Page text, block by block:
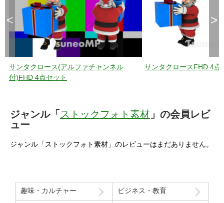
サンタクロース(アルファチャンネル
付)FHD 4点セット
サンタクロースFHD 4点
< >
ジャンル「ストックフォト素材 」の会員レビ
ュー
ジャンル「ストックフォト素材」のレビューはまだありません。
趣味・カルチャー ビジネス・教育